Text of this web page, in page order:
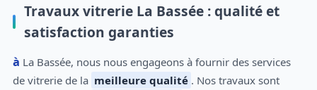
Travaux vitrerie La Bassée : qualité et
satisfaction garanties
à La Bassée, nous nous engageons à fournir des services
de vitrerie de la meilleure qualité . Nos travaux sont